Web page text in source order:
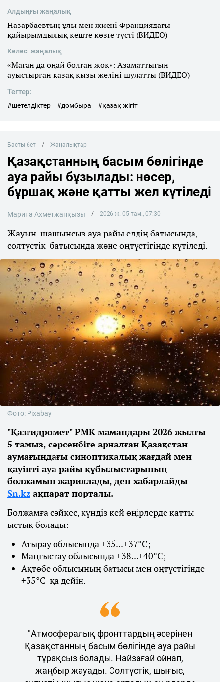
Алдыңғы жаңалық
Назарбаевтың ұлы мен жиені Франциядағы
қайырымдылық кеште көзге түсті (ВИДЕО)
Келесі жаңалық
«Маған да оңай болған жоқ»: Азаматтығын
ауыстырған қазақ қызы желіні шулатты (ВИДЕО)
Тегтер:
#шетелдіктер #домбыра #қазақ жігіт
Басты бет Жаңалықтар
Қазақстанның басым бөлігінде
ауа райы бұзылады: нөсер,
бұршақ және қатты жел күтіледі
Марина Ахметжанқызы 2026 ж. 05 там., 07:30
Жауын-шашынсыз ауа райы елдің батысында,
солтүстік-батысында және оңтүстігінде күтіледі.
Фото: Pixabay
"Қазгидромет" РМК мамандары 2026 жылғы
5 тамыз, сәрсенбіге арналған Қазақстан
аумағындағы синоптикалық жағдай мен
қауіпті ауа райы құбылыстарының
болжамын жариялады, деп хабарлайды
Sn.kz ақпарат порталы.
Болжамға сәйкес, күндіз кей өңірлерде қатты
ыстық болады:
Атырау облысында +35...+37°С;
Маңғыстау облысында +38...+40°С;
Ақтөбе облысының батысы мен оңтүстігінде
+35°С-қа дейін.
"Атмосфералық фронттардың әсерінен
Қазақстанның басым бөлігінде ауа райы
тұрақсыз болады. Найзағай ойнап,
жаңбыр жауады. Солтүстік, шығыс,